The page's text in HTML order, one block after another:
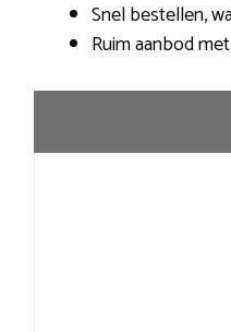
Snel bestellen,
Ruim aanbod